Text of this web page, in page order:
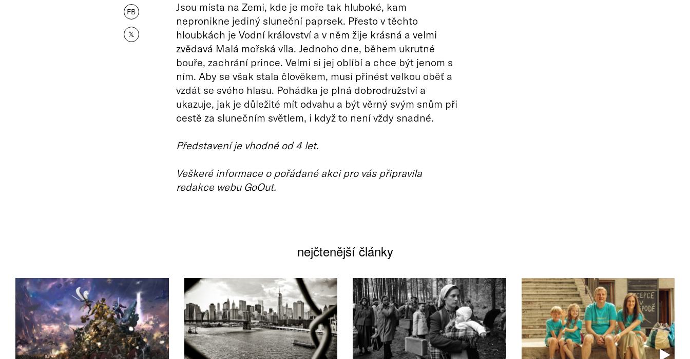
FB
𝕏
Jsou místa na Zemi, kde je moře tak hluboké, kam
nepronikne jediný sluneční paprsek. Přesto v těchto
hloubkách je Vodní království a v něm žije krásná a velmi
zvědavá Malá mořská víla. Jednoho dne, během ukrutné
bouře, zachrání prince. Velmi si jej oblíbí a chce být jenom s
ním. Aby se však stala člověkem, musí přinést velkou oběť a
vzdát se svého hlasu. Pohádka je plná dobrodružství a
ukazuje, jak je důležité mít odvahu a být věrný svým snům při
cestě za slunečním světlem, i když to není vždy snadné.
Představení je vhodné od 4 let.
Veškeré informace o pořádané akci pro vás připravila
redakce webu GoOut.
nejčtenější články